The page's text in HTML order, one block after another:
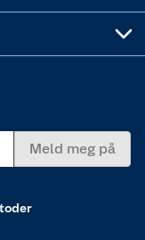
Meld meg på